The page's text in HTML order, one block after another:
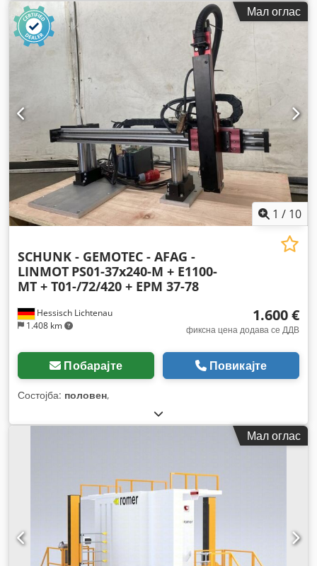
Мал оглас
1 / 10
Hessisch Lichtenau
1.408 km
SCHUNK - GEMOTEC - AFAG -
LINMOT PS01-37x240-M + E1100-
MT + T01-/72/420 + EPM 37-78
1.600 €
фиксна цена додава се ДДВ
Побарајте Повикајте
Состојба: половен,
Мал оглас